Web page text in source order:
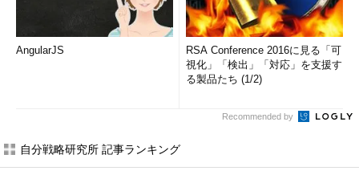
AngularJS
RSA Conference 2016に見る「可
視化」「検出」「対応」を支援す
る製品たち (1/2)
Recommended by
自分戦略研究所 記事ランキング